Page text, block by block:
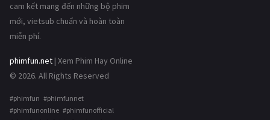
cam kết mang đến những bộ phim
mới, vietsub chuẩn và hoàn toàn
miễn phí.
phimfun.net | Xem Phim Hay Online
© 2026. All Rights Reserved
#phimfun #phimfunnet
#phimfunonline #phimfunofficial